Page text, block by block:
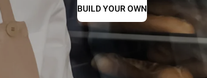
BUILD YOUR OWN